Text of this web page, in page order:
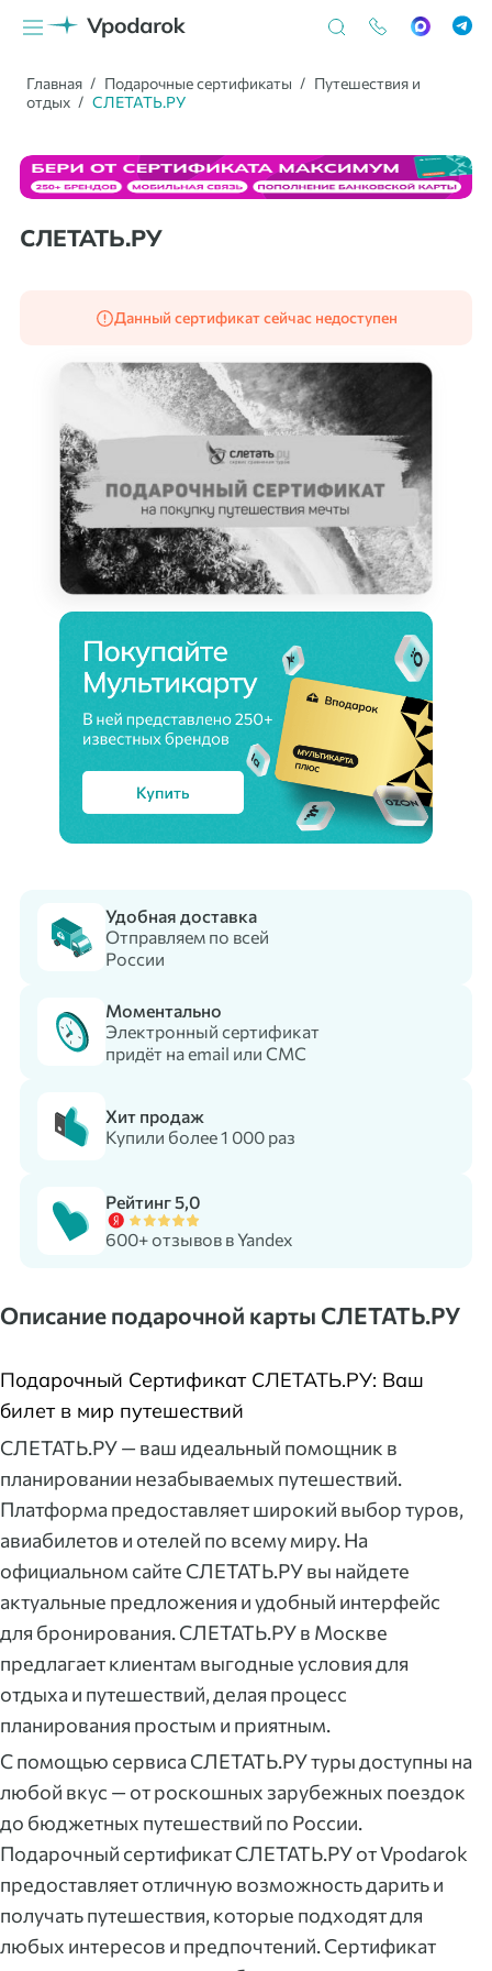
Главная Подарочные сертификаты
Путешествия и
отдых
СЛЕТАТЬ.РУ
СЛЕТАТЬ.РУ
Данный сертификат сейчас недоступен
Удобная доставка
Отправляем по всей
России
Моментально
Электронный сертификат
придёт на email или СМС
Хит продаж
Купили более 1 000 раз
Рейтинг 5,0
600+ отзывов в Yandex
Описание подарочной карты СЛЕТАТЬ.РУ
Подарочный Сертификат СЛЕТАТЬ.РУ: Ваш
билет в мир путешествий
СЛЕТАТЬ.РУ — ваш идеальный помощник в
планировании незабываемых путешествий.
Платформа предоставляет широкий выбор туров,
авиабилетов и отелей по всему миру. На
официальном сайте СЛЕТАТЬ.РУ вы найдете
актуальные предложения и удобный интерфейс
для бронирования. СЛЕТАТЬ.РУ в Москве
предлагает клиентам выгодные условия для
отдыха и путешествий, делая процесс
планирования простым и приятным.
С помощью сервиса СЛЕТАТЬ.РУ туры доступны на
любой вкус — от роскошных зарубежных поездок
до бюджетных путешествий по России.
Подарочный сертификат СЛЕТАТЬ.РУ от Vpodarok
предоставляет отличную возможность дарить и
получать путешествия, которые подходят для
любых интересов и предпочтений. Сертификат